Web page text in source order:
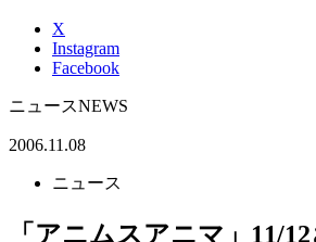
X
Instagram
Facebook
ニュースNEWS
2006.11.08
ニュース
「アニムスアニマ」11/